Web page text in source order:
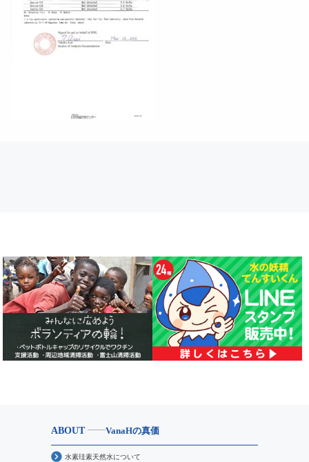
ABOUT VanaHの真価
水素珪素天然水について